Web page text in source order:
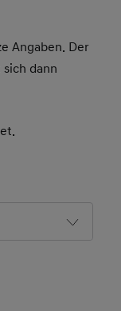
Angaben. Der
dann